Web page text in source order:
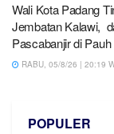
Wali Kota Padang
Jembatan Kalawi,
Pascabanjir di Pauh
RABU, 05/8/26 | 20:19
POPULER